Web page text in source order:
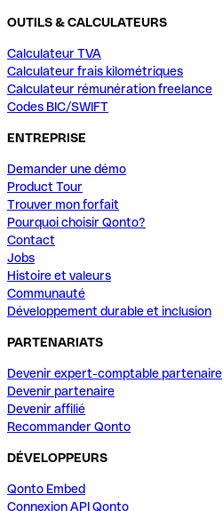
OUTILS & CALCULATEURS
Calculateur TVA
Calculateur frais kilométriques
Calculateur rémunération freelance
Codes BIC/SWIFT
ENTREPRISE
Demander une démo
Product Tour
Trouver mon forfait
Pourquoi choisir Qonto?
Contact
Jobs
Histoire et valeurs
Communauté
Développement durable et inclusion
PARTENARIATS
Devenir expert-comptable partenaire
Devenir partenaire
Devenir affilié
Recommander Qonto
DÉVELOPPEURS
Qonto Embed
Connexion API Qonto